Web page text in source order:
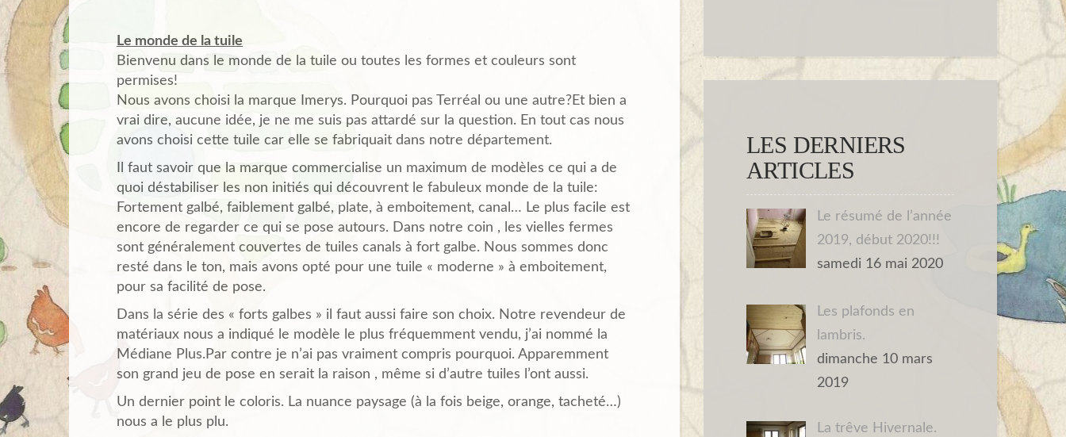
Le monde de la tuile
Bienvenu dans le monde de la tuile ou toutes les formes et couleurs sont
permises!
Nous avons choisi la marque Imerys. Pourquoi pas Terréal ou une autre?Et bien a
vrai dire, aucune idée, je ne me suis pas attardé sur la question. En tout cas nous
avons choisi cette tuile car elle se fabriquait dans notre département.
Il faut savoir que la marque commercialise un maximum de modèles ce qui a de
quoi déstabiliser les non initiés qui découvrent le fabuleux monde de la tuile:
Fortement galbé, faiblement galbé, plate, à emboitement, canal… Le plus facile est
encore de regarder ce qui se pose autours. Dans notre coin , les vielles fermes
sont généralement couvertes de tuiles canals à fort galbe. Nous sommes donc
resté dans le ton, mais avons opté pour une tuile « moderne » à emboitement,
pour sa facilité de pose.
Dans la série des « forts galbes » il faut aussi faire son choix. Notre revendeur de
matériaux nous a indiqué le modèle le plus fréquemment vendu, j’ai nommé la
Médiane Plus.Par contre je n’ai pas vraiment compris pourquoi. Apparemment
son grand jeu de pose en serait la raison , même si d’autre tuiles l’ont aussi.
Un dernier point le coloris. La nuance paysage (à la fois beige, orange, tacheté…)
nous a le plus plu.
LES DERNIERS
ARTICLES
Le résumé de l’année
2019, début 2020!!!
samedi 16 mai 2020
Les plafonds en
lambris.
dimanche 10 mars
2019
La trêve Hivernale.